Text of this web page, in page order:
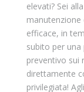
elevati? Sei
manutenzione
efficace, in
subito per
preventivo sui
direttamente
privilegiata!